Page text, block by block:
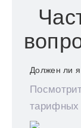
Должен ли
тарифных